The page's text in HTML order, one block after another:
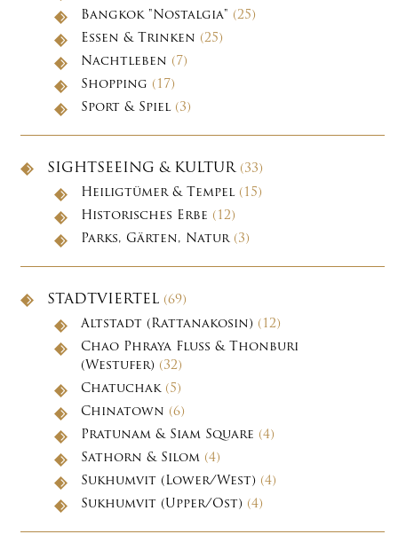
Bangkok "Nostalgia" (25)
Essen & Trinken (25)
Nachtleben (7)
Shopping (17)
Sport & Spiel (3)
SIGHTSEEING & KULTUR(33)
Heiligtümer & Tempel (15)
Historisches Erbe (12)
Parks, Gärten, Natur(3)
STADTVIERTEL (69)
Altstadt (Rattanakosin) (12)
Chao Phraya Fluss & Thonburi
(Westufer) (32)
Chatuchak(5)
Chinatown (6)
Pratunam & Siam Square (4)
Sathorn & Silom (4)
Sukhumvit (Lower/West) (4)
Sukhumvit (Upper/Ost) (4)